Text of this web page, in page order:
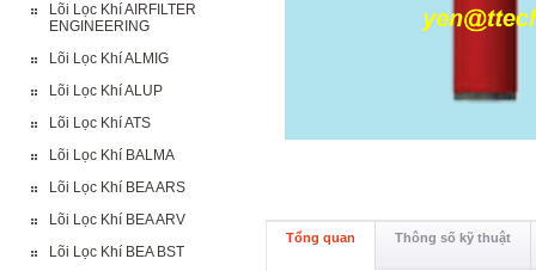
Lõi Lọc Khí AIRFILTER
ENGINEERING
Lõi Lọc Khí ALMIG
Lõi Lọc Khí ALUP
Lõi Lọc Khí ATS
Lõi Lọc Khí BALMA
Lõi Lọc Khí BEA ARS
Lõi Lọc Khí BEA ARV
Lõi Lọc Khí BEA BST
Tổng quan Thông số kỹ thuật